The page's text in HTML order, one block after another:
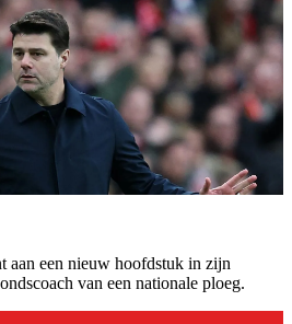
aan een nieuw hoofdstuk in zijn
van een nationale ploeg.